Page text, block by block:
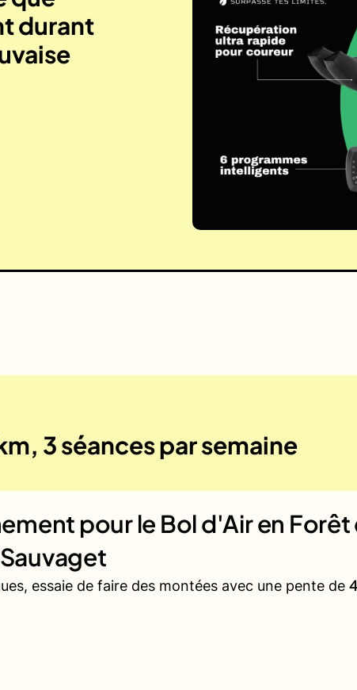
durant
3 séances par semaine
pour le Bol d'Air en
essaie de faire des montées avec une pente de